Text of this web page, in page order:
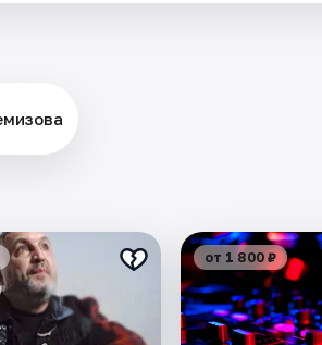
от 1 800 ₽